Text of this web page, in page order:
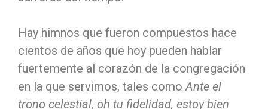
Hay himnos que fueron compuestos hace
cientos de años que hoy pueden hablar
fuertemente al corazón de la congregación
en la que servimos, tales comoAnte el
trono celestial, oh tu fidelidad, estoy bien